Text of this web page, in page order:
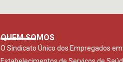
QUEM SOMOS
O Sindicato Único dos Empregados em